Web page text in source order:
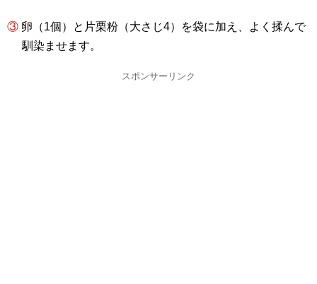
③ 卵（1個）と片栗粉（大さじ4）を袋に加え、よく揉んで
馴染ませます。
スポンサーリンク